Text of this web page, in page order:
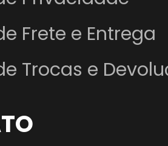
Frete e Entrega
Trocas e